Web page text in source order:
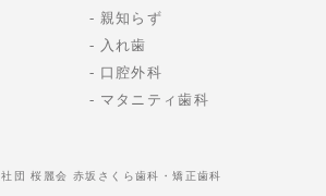
親知らず
入れ歯
口腔外科
マタニティ歯科
団 桜麗会 赤坂さくら歯科・矯正歯科